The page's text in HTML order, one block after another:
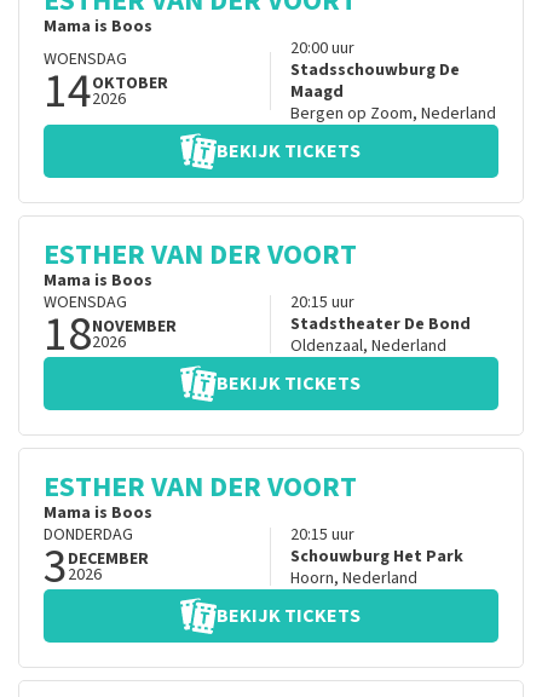
Mama is Boos
WOENSDAG
14OKTOBER
2026
20:00uur
Stadsschouwburg De
Maagd
Bergen op Zoom, Nederland
BEKIJK TICKETS
ESTHER VAN DER VOORT
Mama is Boos
WOENSDAG
18NOVEMBER
2026
20:15 uur
Stadstheater De Bond
Oldenzaal, Nederland
BEKIJK TICKETS
ESTHER VAN DER VOORT
Mama is Boos
DONDERDAG
3DECEMBER
2026
20:15 uur
Schouwburg Het Park
Hoorn, Nederland
BEKIJK TICKETS